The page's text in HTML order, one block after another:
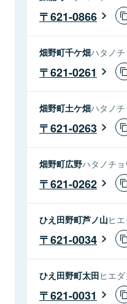
621-0866
畑野町千ケ畑ハタノ
621-0261
畑野町土ケ畑ハタノ
621-0263
畑野町広野ハタノチョ
621-0262
ひえ田野町芦ノ山ヒ
621-0034
ひえ田野町太田ヒエ
621-0031